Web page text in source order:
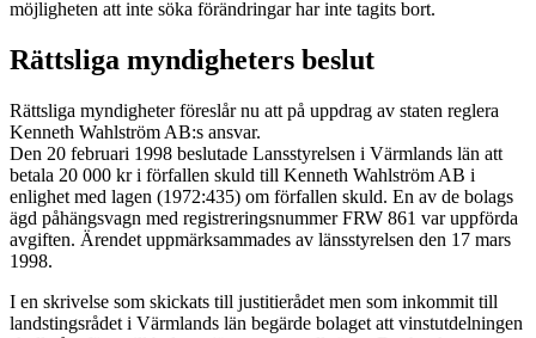
möjligheten att inte söka förändringar har inte tagits bort.
Rättsliga myndigheters beslut
Rättsliga myndigheter föreslår nu att på uppdrag av staten reglera
Kenneth Wahlström AB:s ansvar.
Den 20 februari 1998 beslutade Lansstyrelsen i Värmlands län att
betala 20 000 kr i förfallen skuld till Kenneth Wahlström AB i
enlighet med lagen (1972:435) om förfallen skuld. En av de bolags
ägd påhängsvagn med registreringsnummer FRW 861 var uppförda
avgiften. Ärendet uppmärksammades av länsstyrelsen den 17 mars
1998.
I en skrivelse som skickats till justitierådet men som inkommit till
landstingsrådet i Värmlands län begärde bolaget att vinstutdelningen